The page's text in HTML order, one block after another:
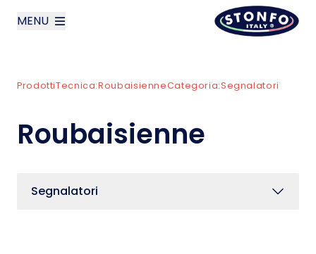
MENU
Prodotti
ProdottiTecnica:RoubaisienneCategoria:Segnalatori
Roubaisienne
Segnalatori